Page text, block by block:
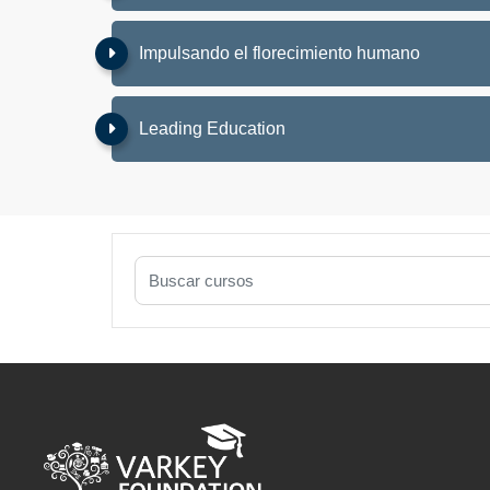
Impulsando el florecimiento humano
Leading Education
Buscar cursos